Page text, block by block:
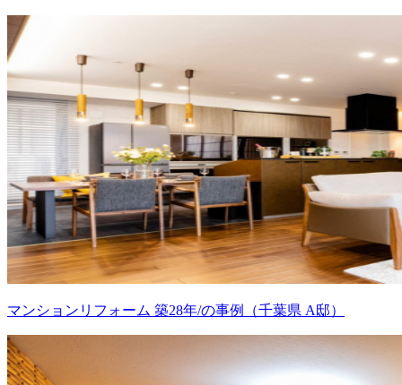
マンションリフォーム 築28年/の事例（千葉県 A邸）